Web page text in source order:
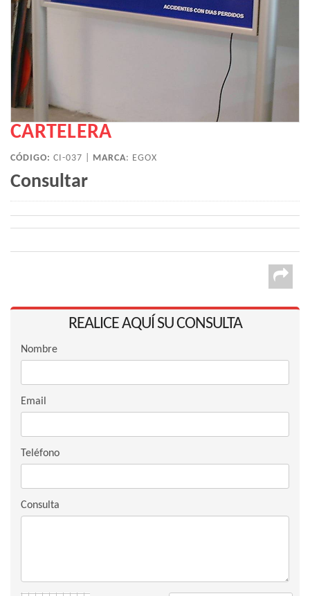
CARTELERA
CÓDIGO: CI-037 | MARCA: EGOX
Consultar
REALICE AQUÍ SU CONSULTA
Nombre
Email
Teléfono
Consulta